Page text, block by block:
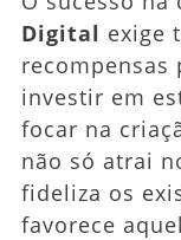
Digital exige
recompensas
investir em
focar na
não só atrai
fideliza os
favorece